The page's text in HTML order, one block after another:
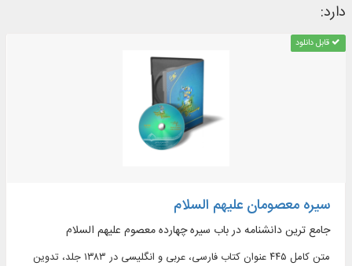
دارد:
قابل دانلود
سیره معصومان علیهم السلام
جامع ترین دانشنامه در باب سیره چهارده معصوم علیهم السلام
متن کامل ۴۴۵ عنوان کتاب فارسی، عربی و انگلیسی در ۱۳۸۳ جلد، تدوین